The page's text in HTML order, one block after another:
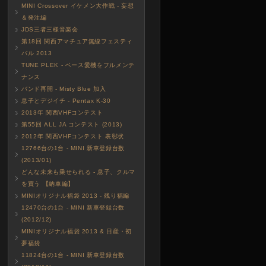
MINI Crossover イケメン大作戦 - 妄想
＆発注編
JDS三者三様音楽会
第18回 関西アマチュア無線フェスティ
バル 2013
TUNE PLEK - ベース愛機をフルメンテ
ナンス
バンド再開 - Misty Blue 加入
息子とデジイチ - Pentax K-30
2013年 関西VHFコンテスト
第55回 ALL JA コンテスト (2013)
2012年 関西VHFコンテスト 表彰状
12766台の1台 - MINI 新車登録台数
(2013/01)
どんな未来も乗せられる - 息子、クルマ
を買う 【納車編】
MINIオリジナル福袋 2013 - 残り福編
12470台の1台 - MINI 新車登録台数
(2012/12)
MINIオリジナル福袋 2013 & 日産・初
夢福袋
11824台の1台 - MINI 新車登録台数